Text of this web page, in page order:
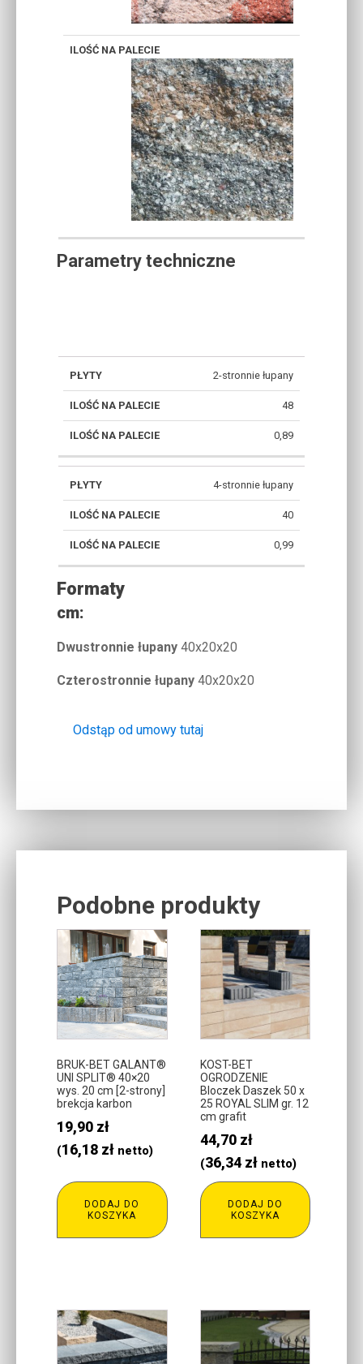
Parametry techniczne
ZADASZENIA
NA
WAGA
2-stronnie łupany
48
0,89
4-stronnie łupany
40
0,99
Formaty
cm:
Dwustronnie łupany 40x20x20
Czterostronnie łupany 40x20x20
Odstąp od umowy tutaj
Podobne produkty
BRUK-BET GALANT®
UNI SPLIT® 40×20
wys. 20 cm [2-strony]
brekcja karbon
19,90 zł
(16,18 zł netto)
DODAJ DO
KOSZYKA
KOST-BET
OGRODZENIE
Bloczek Daszek 50 x
25 ROYAL SLIM gr. 12
cm grafit
44,70 zł
(36,34 złnetto)
DODAJ DO
KOSZYKA